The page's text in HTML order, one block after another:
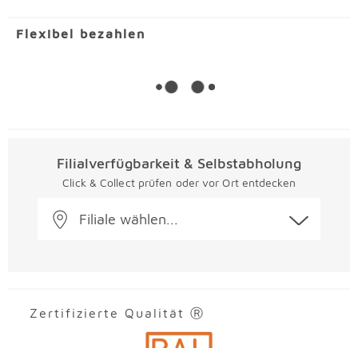
Flexibel bezahlen
Filialverfügbarkeit & Selbstabholung
Click & Collect prüfen oder vor Ort entdecken
Filiale wählen...
Zertifizierte Qualität Ⓡ